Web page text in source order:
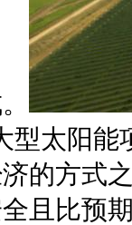
型太阳能
的方式
且比预